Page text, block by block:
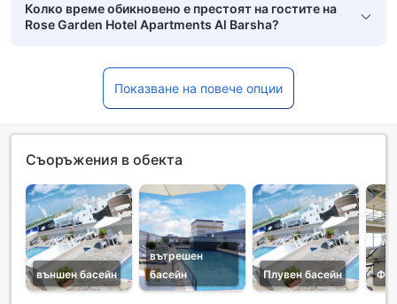
Колко време обикновено е престоят на гостите на
Rose Garden Hotel Apartments Al Barsha?
Показване на повече опции
Съоръжения в обекта
външен басейн
вътрешен
басейн
Плувен басейн